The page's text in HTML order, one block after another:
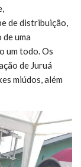
de distribuição,
uma
um todo. Os
de Juruá
miúdos, além